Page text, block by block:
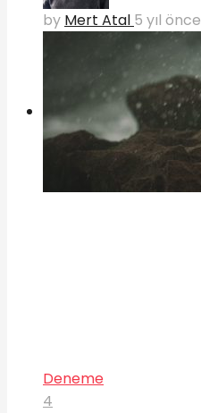
by Mert Atal 5 yıl önce
Deneme
4